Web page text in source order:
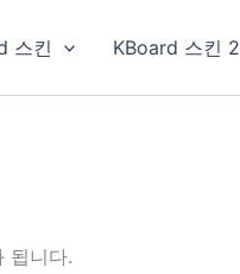
스킨 KBoard 스킨 2
됩니다.